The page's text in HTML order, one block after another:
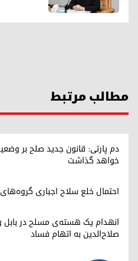
مطالب مرتبط
خواهد گذاشت
احتمال خلع سلاح اجباری گروه‌های مسلح
انهدام یک هسته‌ی مسلح در بابل
صلاح‌الدین به اتهام فساد